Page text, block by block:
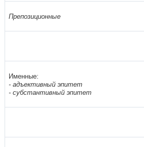
Препозиционные
Именные:
- адъективный эпитет
- субстантивный эпитет